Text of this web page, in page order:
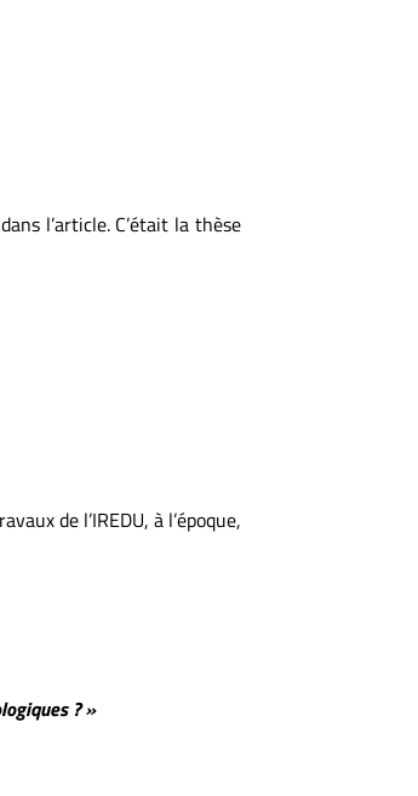
l’article. C’était la thèse
de l’IREDU, à l’époque,
? »